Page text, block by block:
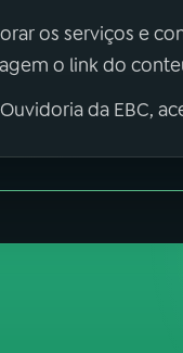
os serviços e
o link do
da EBC,